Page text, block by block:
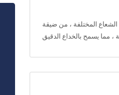
复制
المختلفة ، من ضيقة